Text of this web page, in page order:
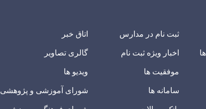
ثبت نام در مدارس
اخبار ویژه ثبت نام
موفقیت ها
سامانه ها
اتاق خبر
گالری تصاویر
ویدیو ها
شورای آموزشی و پژوهشی